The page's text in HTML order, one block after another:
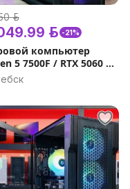
р.
р. -21%
компьютер
5 7500F / RTX 5060 /
32GB, 16Gb /